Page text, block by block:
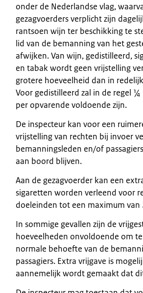
onder de Nederlandse vlag,
gezagvoerders verplicht zijn
rantsoen wijn ter beschikking te
lid van de bemanning van het
afwijken. Van wijn, gedistilleerd,
en tabak wordt geen vrijstelling
grotere hoeveelheid dan in
Voor gedistilleerd zal in de regel
per opvarende voldoende zijn.
De inspecteur kan voor een
vrijstelling van rechten bij invoer
bemanningsleden en/of
aan boord blijven.
Aan de gezagvoerder kan een
sigaretten worden verleend voor
doeleinden tot een maximum van
In sommige gevallen zijn de
hoeveelheden onvoldoende om
normale behoefte van de
passagiers. Extra vrijgave is
aannemelijk wordt gemaakt dat